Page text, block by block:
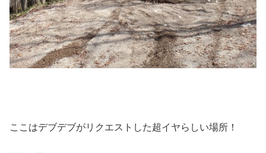
ここはデブデブがリクエストした超イヤらしい場所！